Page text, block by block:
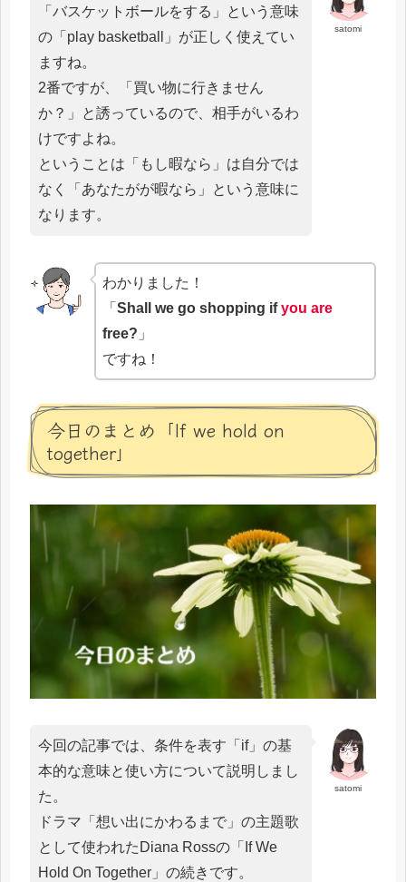
satomi
「バスケットボールをする」という意味
の「play basketball」が正しく使えてい
ますね。
2番ですが、「買い物に行きません
か？」と誘っているので、相手がいるわ
けですよね。
ということは「もし暇なら」は自分では
なく「あなたがが暇なら」という意味に
なります。
わかりました！
「Shall we go shopping if you are
free? 」
ですね！
今日のまとめ「If we hold on
together」
satomi
今回の記事では、条件を表す「if」の基
本的な意味と使い方について説明しまし
た。
ドラマ「想い出にかわるまで」の主題歌
として使われたDiana Rossの「If We
Hold On Together」の続きです。